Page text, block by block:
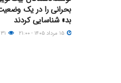
بحرانی را در یک
بد» شناسایی کردند